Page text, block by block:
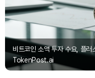
비트코인 소액 투자 수요, 플
TokenPost.ai